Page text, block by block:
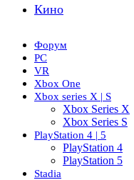
Кино
Форум
PC
VR
Xbox One
Xbox series X | S
Xbox Series X
Xbox Series S
PlayStation 4 | 5
PlayStation 4
PlayStation 5
Stadia